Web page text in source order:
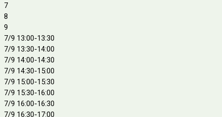
7
8
9
7/9 13:00-13:30
7/9 13:30-14:00
7/9 14:00-14:30
7/9 14:30-15:00
7/9 15:00-15:30
7/9 15:30-16:00
7/9 16:00-16:30
7/9 16:30-17:00